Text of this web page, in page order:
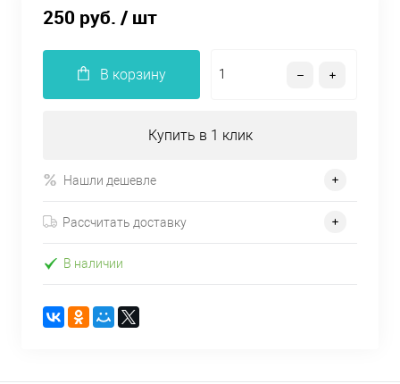
250 руб. / шт
В корзину
Купить в 1 клик
Нашли дешевле
Рассчитать доставку
В наличии